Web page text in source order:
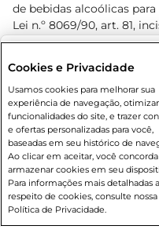
Rio de Janeiro (RJ)
Caso queira comprar
suas compras:
Entrega em casa
de bebidas alcoólicas
Lei n.º 8069/90, art. 81,
Adolescente). Preços e
prévio. O valor mínimo
80,00.
© 2026
Cookies e Privacidade
Usamos cookies para melhorar sua
experiência de navegação,
funcionalidades do site, e trazer
e ofertas personalizadas para você,
baseadas em seu histórico de
Ao clicar em aceitar, você
armazenar cookies em seu
Para informações mais detalhadas a
respeito de cookies, consulte nossa
Política de Privacidade.